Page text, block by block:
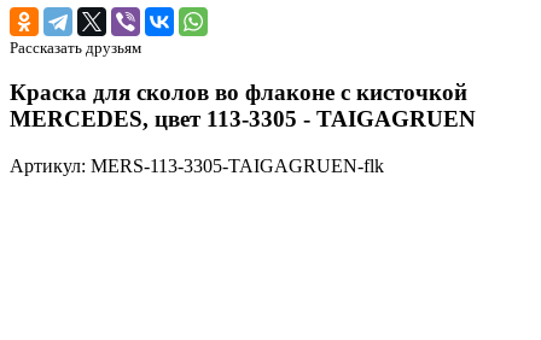
Рассказать друзьям
Краска для сколов во флаконе с кисточкой
MERCEDES, цвет 113-3305 - TAIGAGRUEN
Артикул: MERS-113-3305-TAIGAGRUEN-flk